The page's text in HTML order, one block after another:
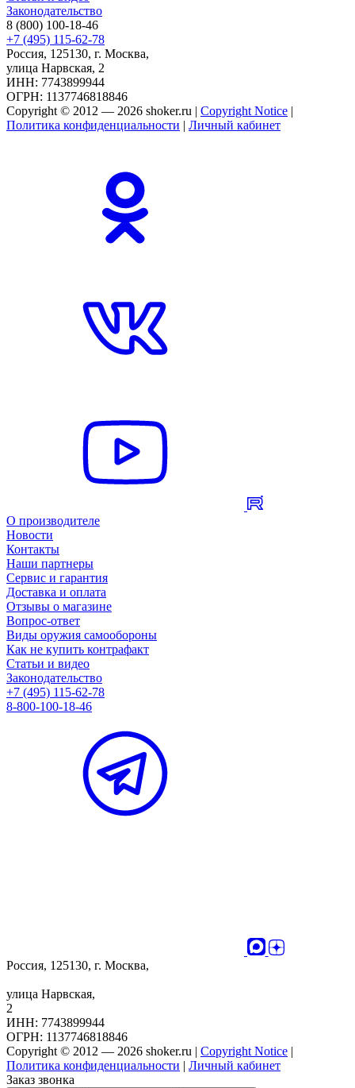
Законодательство
8 (800) 100-18-46
+7 (495) 115-62-78
Россия, 125130, г. Москва,
улица Нарвская, 2
ИНН: 7743899944
ОГРН: 1137746818846
Copyright © 2012 — 2026 shoker.ru | Copyright Notice |
Политика конфиденциальности | Личный кабинет
О производителе
Новости
Контакты
Наши партнеры
Сервис и гарантия
Доставка и оплата
Отзывы о магазине
Вопрос-ответ
Виды оружия самообороны
Как не купить контрафакт
Статьи и видео
Законодательство
+7 (495) 115-62-78
8-800-100-18-46
Россия, 125130, г. Москва,
улица Нарвская,
2
ИНН: 7743899944
ОГРН: 1137746818846
Copyright © 2012 — 2026 shoker.ru | Copyright Notice |
Политика конфиденциальности | Личный кабинет
Заказ звонка